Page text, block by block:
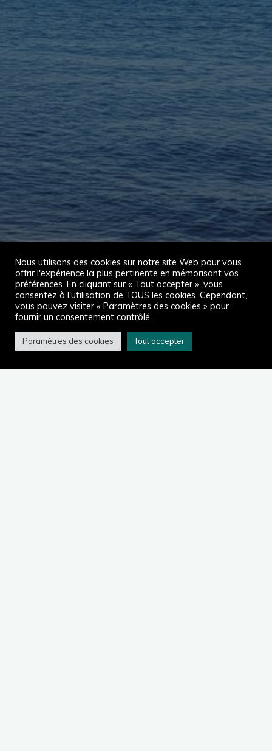
Accueil2022
Nous utilisons des cookies sur notre site Web pour vous
offrir l'expérience la plus pertinente en mémorisant vos
préférences. En cliquant sur « Tout accepter », vous
consentez à l'utilisation de TOUS les cookies. Cependant,
vous pouvez visiter « Paramètres des cookies » pour
fournir un consentement contrôlé.
Paramètres des cookies Tout accepter